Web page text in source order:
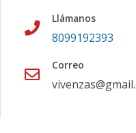
Llámanos
8099192393
Correo